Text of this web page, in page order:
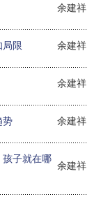
余建祥
限 余建祥
余建祥
势 余建祥
子就在哪
余建祥